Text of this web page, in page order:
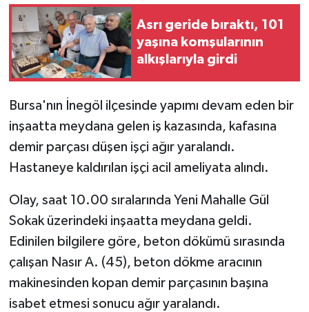
Asrı geride bıraktı, 101
yaşına komşularının
alkışlarıyla girdi
Bursa'nın İnegöl ilçesinde yapımı devam eden bir
inşaatta meydana gelen iş kazasında, kafasına
demir parçası düşen işçi ağır yaralandı.
Hastaneye kaldırılan işçi acil ameliyata alındı.
Olay, saat 10.00 sıralarında Yeni Mahalle Gül
Sokak üzerindeki inşaatta meydana geldi.
Edinilen bilgilere göre, beton dökümü sırasında
çalışan Nasır A. (45), beton dökme aracının
makinesinden kopan demir parçasının başına
isabet etmesi sonucu ağır yaralandı.